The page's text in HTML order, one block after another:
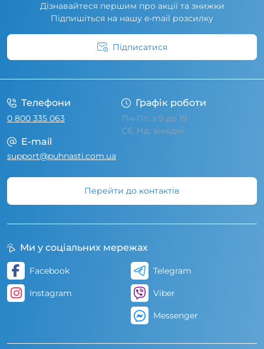
Дізнавайтеся першим про акції та знижки
Підпишіться на нашу e-mail розсилку
Підписатися
Телефони
0 800 335 063
Графік роботи
Пн-Пт: з 9 до 19
Сб, Нд: вихідні
E-mail
support@puhnasti.com.ua
Перейти до контактів
Ми у соціальних мережах
Facebook
Instagram
Telegram
Viber
Messenger